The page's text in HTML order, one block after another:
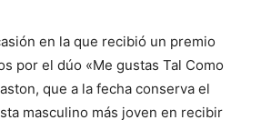
en la que recibió un premio
por el dúo «Me gustas Tal Como
que a la fecha conserva el
masculino más joven en recibir